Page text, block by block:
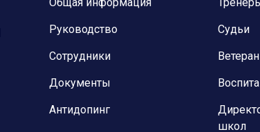
Руководство
Сотрудники
Документы
Антидопинг
Судьи
школ